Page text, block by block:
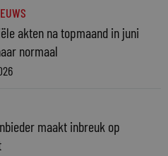
akten na topmaand in juni
normaal
maakt inbreuk op